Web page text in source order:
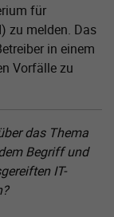
für
zu melden. Das
in einem
Vorfälle zu
das Thema
Begriff und
IT-